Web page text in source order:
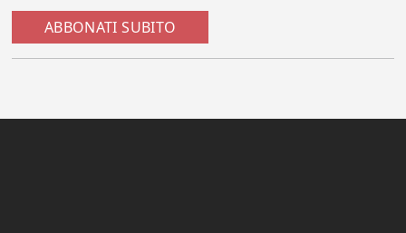
ABBONATI SUBITO